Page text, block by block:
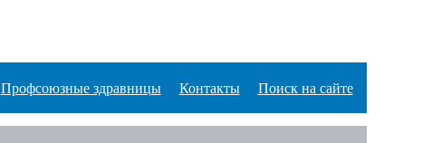
Профсоюзные здравницы Контакты Поиск на сайте